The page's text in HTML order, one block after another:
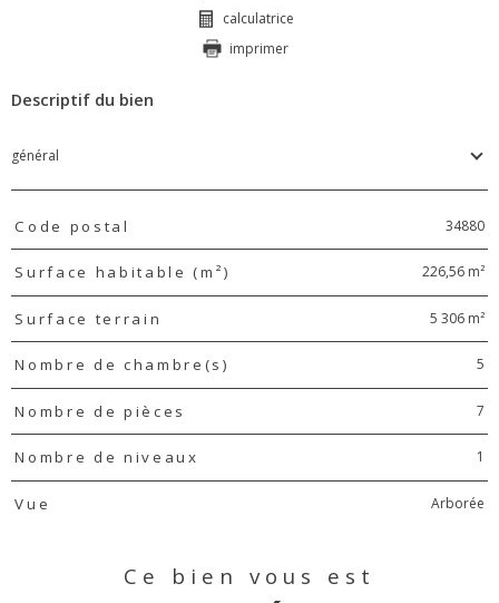
calculatrice
imprimer
Descriptif du bien
général
TRAD_PAMPERO_Caracteristique
Code postal 34880
Surface habitable (m²) 226,56 m²
Surface terrain 5 306 m²
Nombre de chambre(s) 5
Nombre de pièces 7
Nombre de niveaux 1
Vue Arborée
Ce bien vous est